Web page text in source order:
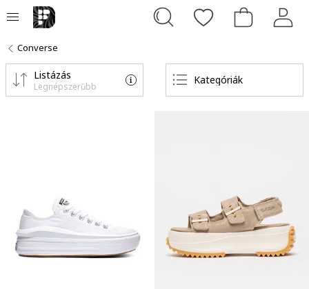
Converse
Kategóriák
Listázás
Legnépszerűbb